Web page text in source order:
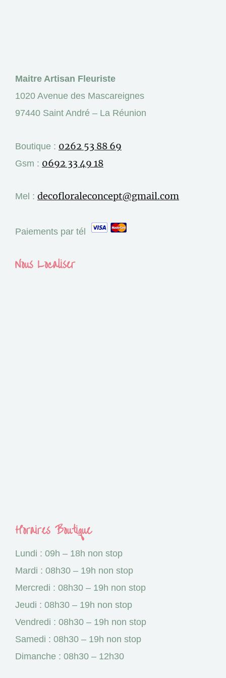
Maitre Artisan Fleuriste
1020 Avenue des Mascareignes
97440 Saint André – La Réunion
Boutique : 0262 53 88 69
Gsm : 0692 33 49 18
Mel : decofloraleconcept@gmail.com
Paiements par tél
Nous Localiser
Horaires Boutique
Lundi : 09h – 18h non stop
Mardi : 08h30 – 19h non stop
Mercredi : 08h30 – 19h non stop
Jeudi : 08h30 – 19h non stop
Vendredi : 08h30 – 19h non stop
Samedi : 08h30 – 19h non stop
Dimanche : 08h30 – 12h30